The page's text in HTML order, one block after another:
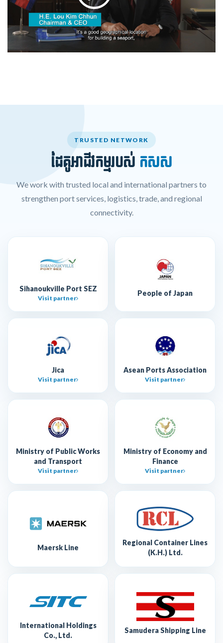
TRUSTED NETWORK
ដៃគូអាជីវកម្មរបស់ កសស
We work with trusted local and international partners to
strengthen port services, logistics, trade, and regional
connectivity.
Sihanoukville Port SEZ
Visit partner
People of Japan
Jica
Visit partner
Asean Ports Association
Visit partner
Ministry of Public Works
and Transport
Visit partner
Ministry of Economy and
Finance
Visit partner
Maersk Line
Regional Container Lines
(K.H.) Ltd.
International Holdings
Co., Ltd.
Samudera Shipping Line